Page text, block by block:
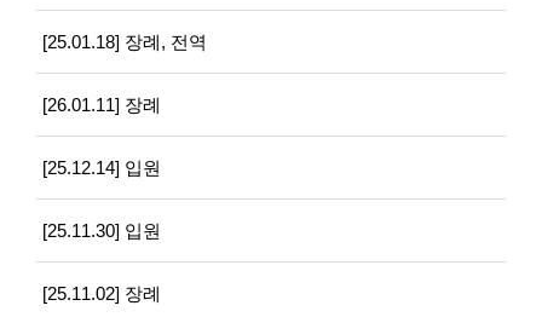
[25.01.18] 장례, 전역
[26.01.11] 장례
[25.12.14] 입원
[25.11.30] 입원
[25.11.02] 장례